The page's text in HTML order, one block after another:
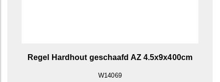
Regel Hardhout geschaafd AZ 4.5x9x400cm
W14069